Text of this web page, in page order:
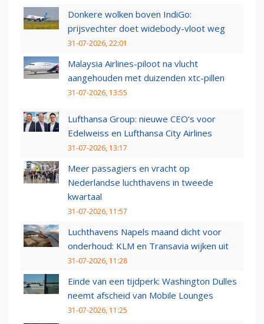
Donkere wolken boven IndiGo:
prijsvechter doet widebody-vloot weg
31-07-2026, 22:01
Malaysia Airlines-piloot na vlucht
aangehouden met duizenden xtc-pillen
31-07-2026, 13:55
Lufthansa Group: nieuwe CEO’s voor
Edelweiss en Lufthansa City Airlines
31-07-2026, 13:17
Meer passagiers en vracht op
Nederlandse luchthavens in tweede
kwartaal
31-07-2026, 11:57
Luchthavens Napels maand dicht voor
onderhoud: KLM en Transavia wijken uit
31-07-2026, 11:28
Einde van een tijdperk: Washington Dulles
neemt afscheid van Mobile Lounges
31-07-2026, 11:25